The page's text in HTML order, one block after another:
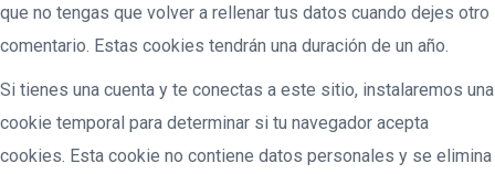
que no tengas que volver a rellenar tus datos cuando dejes otro
comentario. Estas cookies tendrán una duración de un año.
Si tienes una cuenta y te conectas a este sitio, instalaremos una
cookie temporal para determinar si tu navegador acepta
cookies. Esta cookie no contiene datos personales y se elimina